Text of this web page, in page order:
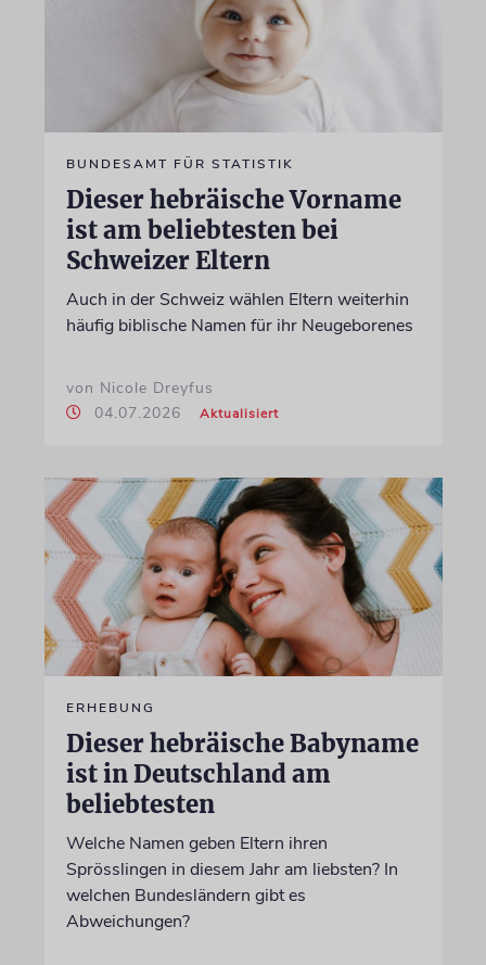
BUNDESAMT FÜR STATISTIK
Dieser hebräische Vorname
ist am beliebtesten bei
Schweizer Eltern
Auch in der Schweiz wählen Eltern weiterhin
häufig biblische Namen für ihr Neugeborenes
von Nicole Dreyfus
04.07.2026
Aktualisiert
ERHEBUNG
Dieser hebräische Babyname
ist in Deutschland am
beliebtesten
Welche Namen geben Eltern ihren
Sprösslingen in diesem Jahr am liebsten? In
welchen Bundesländern gibt es
Abweichungen?